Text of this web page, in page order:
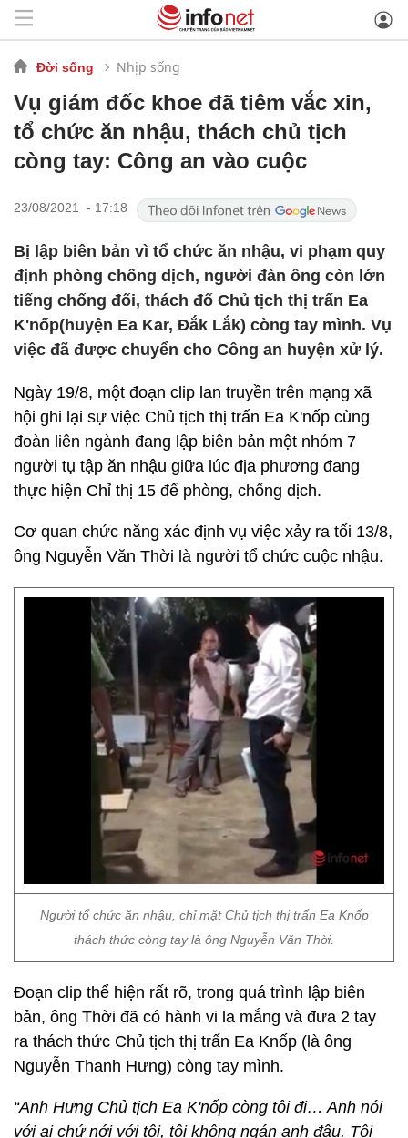
Đời sống Nhịp sống
Vụ giám đốc khoe đã tiêm vắc xin,
tổ chức ăn nhậu, thách chủ tịch
còng tay: Công an vào cuộc
23/08/2021 - 17:18
Bị lập biên bản vì tổ chức ăn nhậu, vi phạm quy
định phòng chống dịch, người đàn ông còn lớn
tiếng chống đối, thách đố Chủ tịch thị trấn Ea
K'nốp(huyện Ea Kar, Đắk Lắk) còng tay mình. Vụ
việc đã được chuyển cho Công an huyện xử lý.
Ngày 19/8, một đoạn clip lan truyền trên mạng xã
hội ghi lại sự việc Chủ tịch thị trấn Ea K'nốp cùng
đoàn liên ngành đang lập biên bản một nhóm 7
người tụ tập ăn nhậu giữa lúc địa phương đang
thực hiện Chỉ thị 15 để phòng, chống dịch.
Cơ quan chức năng xác định vụ việc xảy ra tối 13/8,
ông Nguyễn Văn Thời là người tổ chức cuộc nhậu.
Người tổ chức ăn nhậu, chỉ mặt Chủ tịch thị trấn Ea Knốp
thách thức còng tay là ông Nguyễn Văn Thời.
Đoạn clip thể hiện rất rõ, trong quá trình lập biên
bản, ông Thời đã có hành vi la mắng và đưa 2 tay
ra thách thức Chủ tịch thị trấn Ea Knốp (là ông
Nguyễn Thanh Hưng) còng tay mình.
“Anh Hưng Chủ tịch Ea K'nốp còng tôi đi… Anh nói
với ai chứ nới với tôi, tôi không ngán anh đâu. Tôi